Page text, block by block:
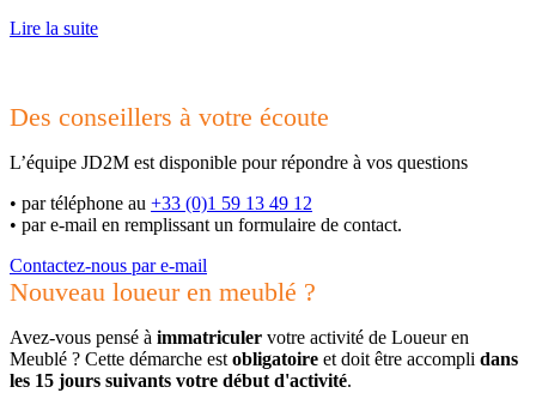
Lire la suite
Des conseillers à votre écoute
L’équipe JD2M est disponible pour répondre à vos questions
• par téléphone au +33 (0)1 59 13 49 12
• par e-mail en remplissant un formulaire de contact.
Contactez-nous par e-mail
Nouveau loueur en meublé ?
Avez-vous pensé à immatriculer votre activité de Loueur en
Meublé ? Cette démarche est obligatoire et doit être accompli dans
les 15 jours suivants votre début d'activité.